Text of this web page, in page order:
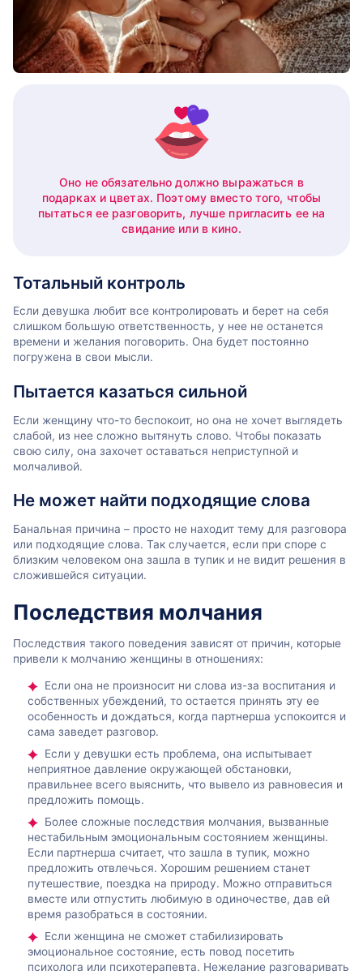
Оно не обязательно должно выражаться в
подарках и цветах. Поэтому вместо того, чтобы
пытаться ее разговорить, лучше пригласить ее на
свидание или в кино.
Тотальный контроль
Если девушка любит все контролировать и берет на себя
слишком большую ответственность, у нее не останется
времени и желания поговорить. Она будет постоянно
погружена в свои мысли.
Пытается казаться сильной
Если женщину что-то беспокоит, но она не хочет выглядеть
слабой, из нее сложно вытянуть слово. Чтобы показать
свою силу, она захочет оставаться неприступной и
молчаливой.
Не может найти подходящие слова
Банальная причина – просто не находит тему для разговора
или подходящие слова. Так случается, если при споре с
близким человеком она зашла в тупик и не видит решения в
сложившейся ситуации.
Последствия молчания
Последствия такого поведения зависят от причин, которые
привели к молчанию женщины в отношениях:
Если она не произносит ни слова из-за воспитания и
собственных убеждений, то остается принять эту ее
особенность и дождаться, когда партнерша успокоится и
сама заведет разговор.
Если у девушки есть проблема, она испытывает
неприятное давление окружающей обстановки,
правильнее всего выяснить, что вывело из равновесия и
предложить помощь.
Более сложные последствия молчания, вызванные
нестабильным эмоциональным состоянием женщины.
Если партнерша считает, что зашла в тупик, можно
предложить отвлечься. Хорошим решением станет
путешествие, поездка на природу. Можно отправиться
вместе или отпустить любимую в одиночестве, дав ей
время разобраться в состоянии.
Если женщина не сможет стабилизировать
эмоциональное состояние, есть повод посетить
психолога или психотерапевта. Нежелание разговаривать